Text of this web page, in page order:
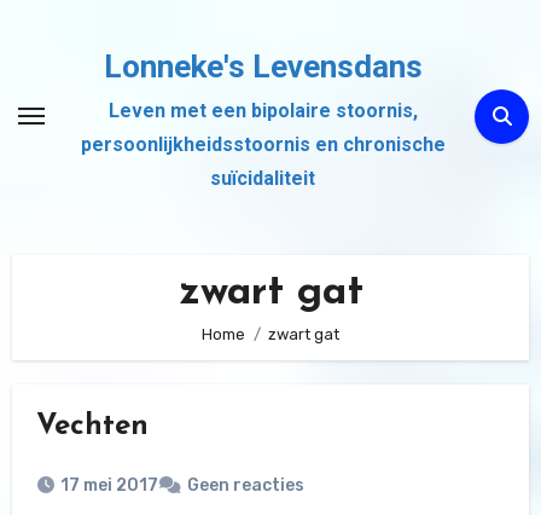
inhoud
Lonneke's Levensdans
Leven met een bipolaire stoornis,
persoonlijkheidsstoornis en chronische
suïcidaliteit
zwart gat
Home zwart gat
Vechten
17 mei 2017 Geen reacties